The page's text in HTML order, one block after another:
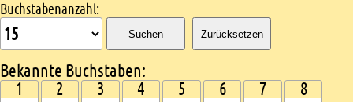
Buchstabenanzahl:
Suchen Zurücksetzen
Bekannte Buchstaben:
1 2 3 4 5 6 7 8